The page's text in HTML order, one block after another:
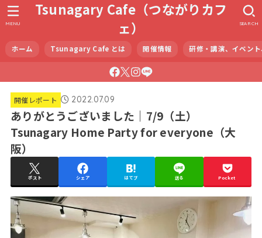
Tsunagary Cafe（つながりカフ
ェ）
ホーム Tsunagary Cafe とは 開催情報 研修・講演、イベン
SEARCH
MENU
開催レポート 2022.07.09
ありがとうございました｜7/9（土）
Tsunagary Home Party for everyone（大
阪）
ポスト シェア はてブ 送る Pocket